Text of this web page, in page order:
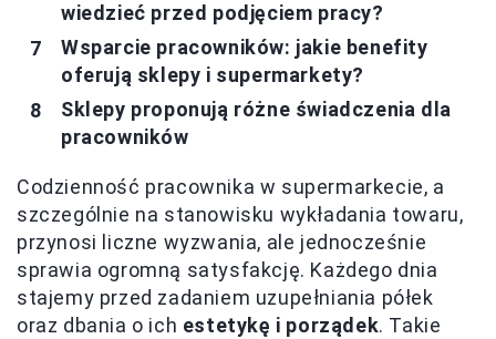
wiedzieć przed podjęciem pracy?
Wsparcie pracowników: jakie benefity
oferują sklepy i supermarkety?
Sklepy proponują różne świadczenia dla
pracowników
Codzienność pracownika w supermarkecie, a
szczególnie na stanowisku wykładania towaru,
przynosi liczne wyzwania, ale jednocześnie
sprawia ogromną satysfakcję. Każdego dnia
stajemy przed zadaniem uzupełniania półek
oraz dbania o ich estetykę i porządek. Takie